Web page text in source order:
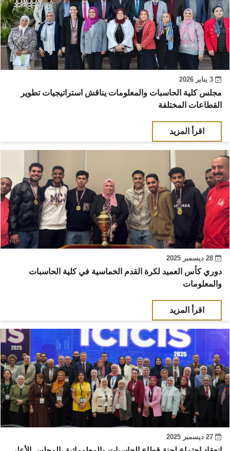
مجلس كلية الحاسبات والمعلومات يناقش استراتيجيات تطوير
القطاعات المختلفة
اقرأ المزيد
دوري كأس العميد لكرة القدم الخماسية في كلية الحاسبات
والمعلومات
اقرأ المزيد